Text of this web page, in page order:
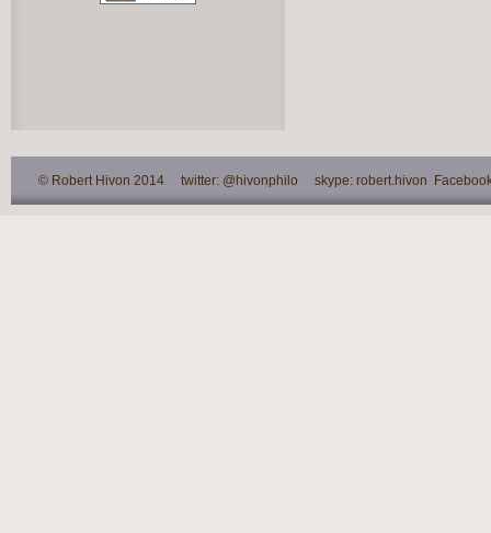
© Robert Hivon 2014 twitter: @hivonphilo skype: robert.hivon